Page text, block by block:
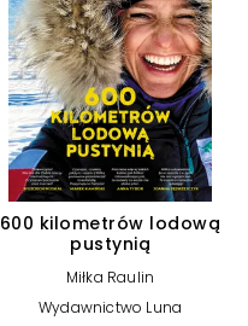
600 kilometrów lodową
pustynią
Miłka Raulin
Wydawnictwo Luna